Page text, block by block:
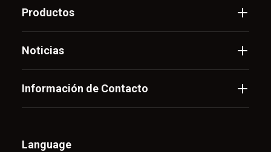
Productos
Noticias
Información de Contacto
Language